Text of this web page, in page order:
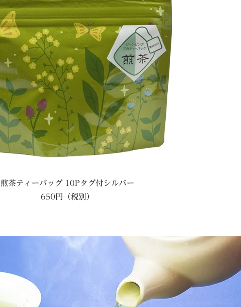
煎茶ティーバッグ 10Pタグ付シルバー
650円（税別）